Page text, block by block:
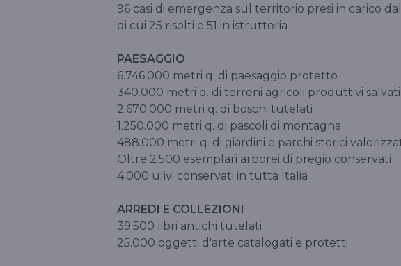
96 casi di emergenza sul territorio presi in carico
di cui 25 risolti e 51 in istruttoria
PAESAGGIO
6.746.000 metri q. di paesaggio protetto
340.000 metri q. di terreni agricoli produttivi
2.670.000 metri q. di boschi tutelati
1.250.000 metri q. di pascoli di montagna
488.000 metri q. di giardini e parchi storici
Oltre 2.500 esemplari arborei di pregio conservati
4.000 ulivi conservati in tutta Italia
ARREDI E COLLEZIONI
39.500 libri antichi tutelati
25.000 oggetti d'arte catalogati e protetti